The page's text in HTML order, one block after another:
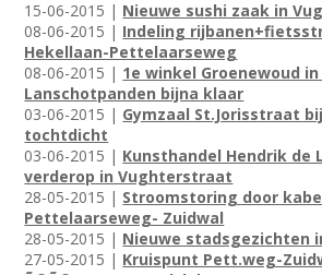
15-06-2015 | Nieuwe sushi zaak in
08-06-2015 | Indeling
Hekellaan-Pettelaarseweg
08-06-2015 | 1e winkel Groenewoud in
Lanschotpanden bijna klaar
03-06-2015 | Gymzaal St.Jorisstraat
tochtdicht
03-06-2015 | Kunsthandel Hendrik de
verderop in Vughterstraat
28-05-2015 | Stroomstoring door
Pettelaarseweg- Zuidwal
28-05-2015 | Nieuwe stadsgezichten
27-05-2015 | Kruispunt Pett.weg-